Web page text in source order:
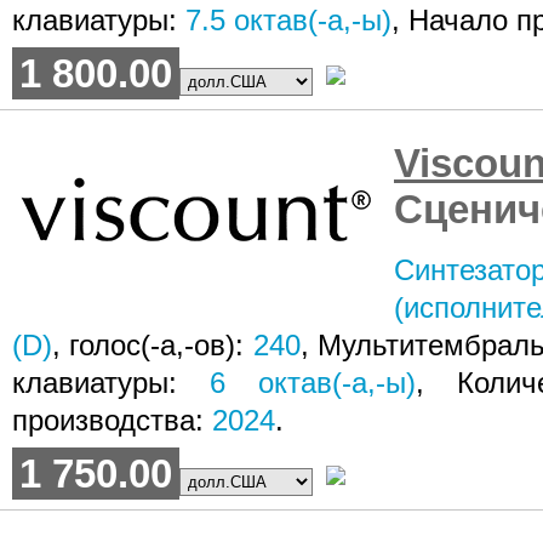
клавиатуры: 7.5 октав(-а,-ы), Начало
1 800.00
(D), голос(-а,-ов): 240,
клавиатуры: 6 октав(-а,-ы),
производства: 2024.
1 750.00